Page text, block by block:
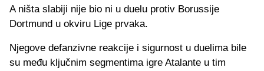
A ništa slabiji nije bio ni u duelu protiv Borussije
Dortmund u okviru Lige prvaka.
Njegove defanzivne reakcije i sigurnost u duelima bile
su među ključnim segmentima igre Atalante u tim